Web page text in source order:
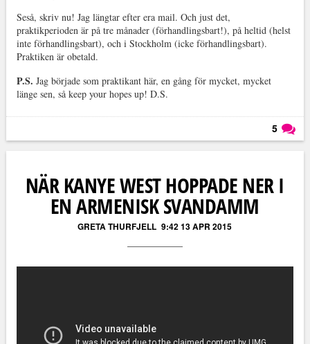
Seså, skriv nu! Jag längtar efter era mail. Och just det,
praktikperioden är på tre månader (förhandlingsbart!), på heltid (helst
inte förhandlingsbart), och i Stockholm (icke förhandlingsbart).
Praktiken är obetald.
P.S. Jag började som praktikant här, en gång för mycket, mycket
länge sen, så keep your hopes up! D.S.
5
NÄR KANYE WEST HOPPADE NER I
EN ARMENISK SVANDAMM
GRETA THURFJELL 9:42 13 APR 2015